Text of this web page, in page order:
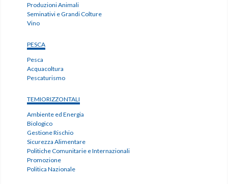
Produzioni Animali
Seminativi e Grandi Colture
Vino
PESCA
Pesca
Acquacoltura
Pescaturismo
TEMIORIZZONTALI
Ambiente ed Energia
Biologico
Gestione Rischio
Sicurezza Alimentare
Politiche Comunitarie e Internazionali
Promozione
Politica Nazionale